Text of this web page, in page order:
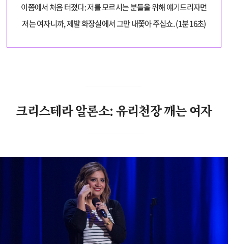
이쯤에서 처음 터졌다: 저를 모르시는 분들을 위해 얘기드리자면
저는 여자니까, 제발 화장실에서 그만 내쫓아 주십쇼. (1분 16초)
크리스테라 알론소: 유리천장 깨는 여자